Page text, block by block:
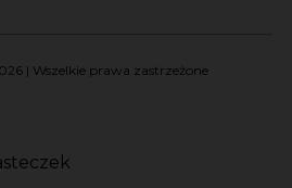
| Wszelkie prawa zastrzeżone